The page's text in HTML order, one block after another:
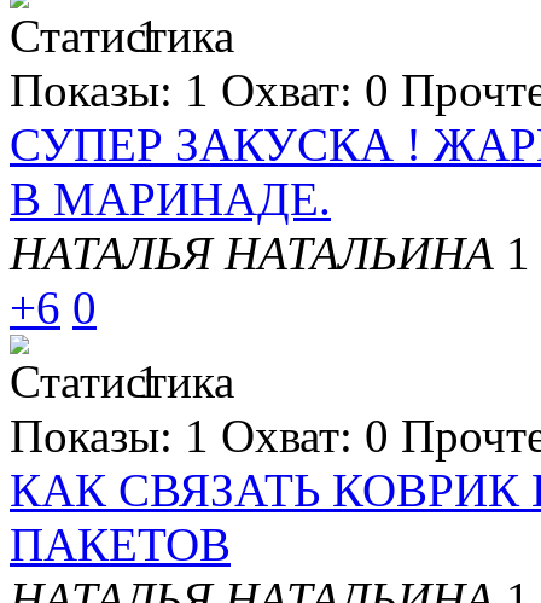
1
Показы: 1 Охват: 0
СУПЕР ЗАКУСКА !
В МАРИНАДЕ.
НАТАЛЬЯ НАТАЛЬИНА
+6 0
1
Показы: 1 Охват: 0
КАК СВЯЗАТЬ
ПАКЕТОВ